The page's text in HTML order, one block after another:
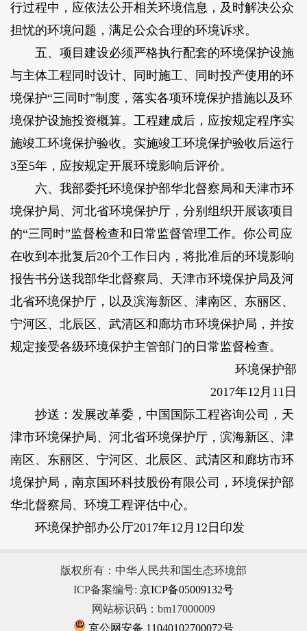
行过程中，应依法公开相关环境信息，及时解决公众
担忧的环境问题，满足公众合理的环境诉求。
五、项目建设必须严格执行配套的环境保护设施
与主体工程同时设计、同时施工、同时投产使用的环
境保护“三同时”制度，落实各项环境保护措施以及环
境保护设施投资概算。工程建成后，应按规定程序实
施竣工环境保护验收。实施竣工环境保护验收后运行
3至5年，应按规定开展环境影响后评价。
六、我部委托环境保护部华北督察局和天津市环
境保护局、河北省环境保护厅，分别组织开展该项目
的“三同时”监督检查和日常监督管理工作。你公司应
在收到本批复后20个工作日内，将批准后的环境影响
报告书分送我部华北督察局、天津市环境保护局及河
北省环境保护厅，以及滨海新区、津南区、东丽区、
宁河区、北辰区、武清区和廊坊市环境保护局，并按
规定接受各级环境保护主管部门的日常监督检查。
环境保护部
2017年12月11日
抄送：发展改革委，中国国际工程咨询公司，天
津市环境保护局、河北省环境保护厅，滨海新区、津
南区、东丽区、宁河区、北辰区、武清区和廊坊市环
境保护局，南京国环科技股份有限公司，环境保护部
华北督察局、环境工程评估中心。
环境保护部办公厅2017年12月12日印发
版权所有：中华人民共和国生态环境部
ICP备案编号: 京ICP备05009132号
网站标识码：bm17000009
京公网安备 11040102700072号